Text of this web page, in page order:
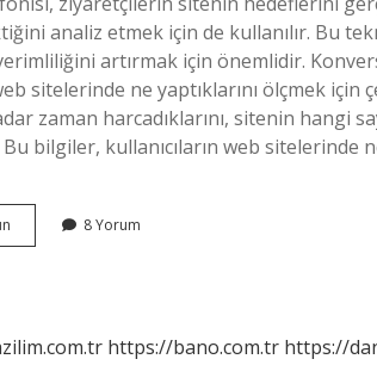
analiz etmek için de kullanılır. Bu
artırmak için önemlidir.
sitelerinde ne yaptıklarını ölçmek
zaman harcadıklarını, sitenin hangi
bilgiler, kullanıcıların web sitelerinde
Konversiyon
Afonisi
8 Yorum
https://bano.com.tr https://